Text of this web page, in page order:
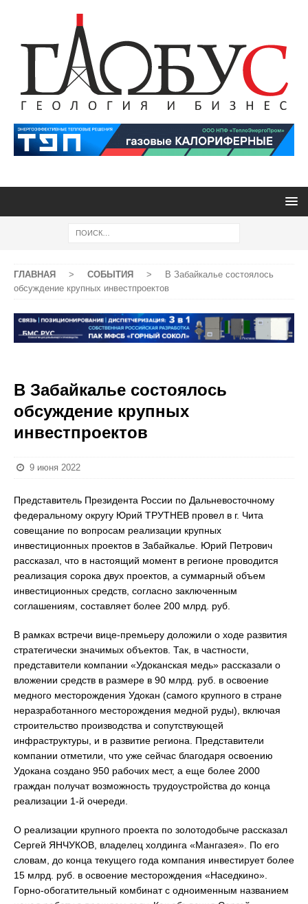
ГЛАВНАЯ > СОБЫТИЯ >
В Забайкалье состоялось
обсуждение крупных инвестпроектов
В Забайкалье состоялось
обсуждение крупных
инвестпроектов
9 июня 2022
Представитель Президента России по Дальневосточному
федеральному округу Юрий ТРУТНЕВ провел в г. Чита
совещание по вопросам реализации крупных
инвестиционных проектов в Забайкалье. Юрий Петрович
рассказал, что в настоящий момент в регионе проводится
реализация сорока двух проектов, а суммарный объем
инвестиционных средств, согласно заключенным
соглашениям, составляет более 200 млрд. руб.
В рамках встречи вице-премьеру доложили о ходе развития
стратегически значимых объектов. Так, в частности,
представители компании «Удоканская медь» рассказали о
вложении средств в размере в 90 млрд. руб. в освоение
медного месторождения Удокан (самого крупного в стране
неразработанного месторождения медной руды), включая
строительство производства и сопутствующей
инфраструктуры, и в развитие региона. Представители
компании отметили, что уже сейчас благодаря освоению
Удокана создано 950 рабочих мест, а еще более 2000
граждан получат возможность трудоустройства до конца
реализации 1-й очереди.
О реализации крупного проекта по золотодобыче рассказал
Сергей ЯНЧУКОВ, владелец холдинга «Мангазея». По его
словам, до конца текущего года компания инвестирует более
15 млрд. руб. в освоение месторождения «Наседкино».
Горно-обогатительный комбинат с одноименным названием